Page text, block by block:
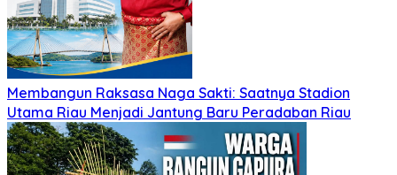
Membangun Raksasa Naga Sakti: Saatnya Stadion
Utama Riau Menjadi Jantung Baru Peradaban Riau